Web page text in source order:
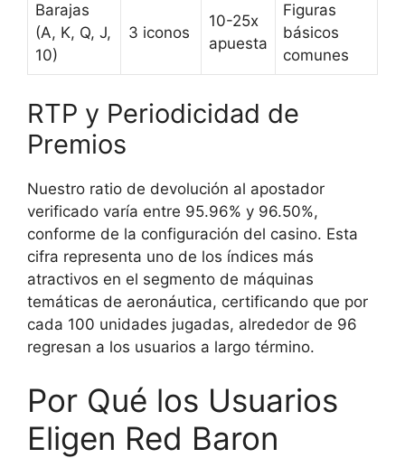
Barajas
(A, K, Q, J,
10)
3 iconos
10-25x
apuesta
Figuras
básicos
comunes
RTP y Periodicidad de
Premios
Nuestro ratio de devolución al apostador
verificado varía entre 95.96% y 96.50%,
conforme de la configuración del casino. Esta
cifra representa uno de los índices más
atractivos en el segmento de máquinas
temáticas de aeronáutica, certificando que por
cada 100 unidades jugadas, alrededor de 96
regresan a los usuarios a largo término.
Por Qué los Usuarios
Eligen Red Baron